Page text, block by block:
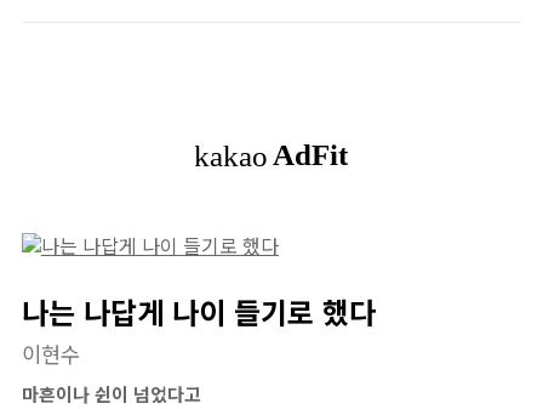
나는 나답게 나이 들기로 했다
이현수
마흔이나 쉰이 넘었다고